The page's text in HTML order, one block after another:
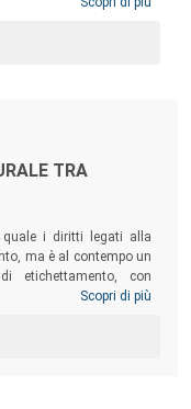
diritti fondamentali e il
del software, per poi
TRA
quale i diritti legati alla
ma è al contempo un
etichettamento, con
le persone in termini di
degli operatori del
riconoscere i diritti e
Scopri di più